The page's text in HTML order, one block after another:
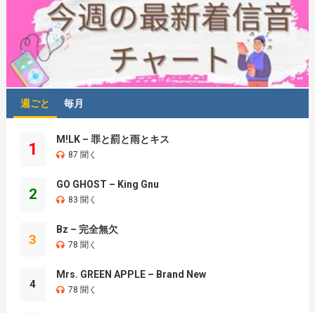
週ごと 毎月
1
M!LK – 罪と罰と雨とキス
87 聞く
2
GO GHOST – King Gnu
83 聞く
3
Bz – 完全無欠
78 聞く
4
Mrs. GREEN APPLE – Brand New
78 聞く